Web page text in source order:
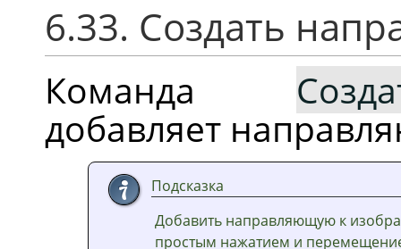
6.33. Создать
Команда
добавляет
Подсказка
Добавить направляющую к
простым нажатием и